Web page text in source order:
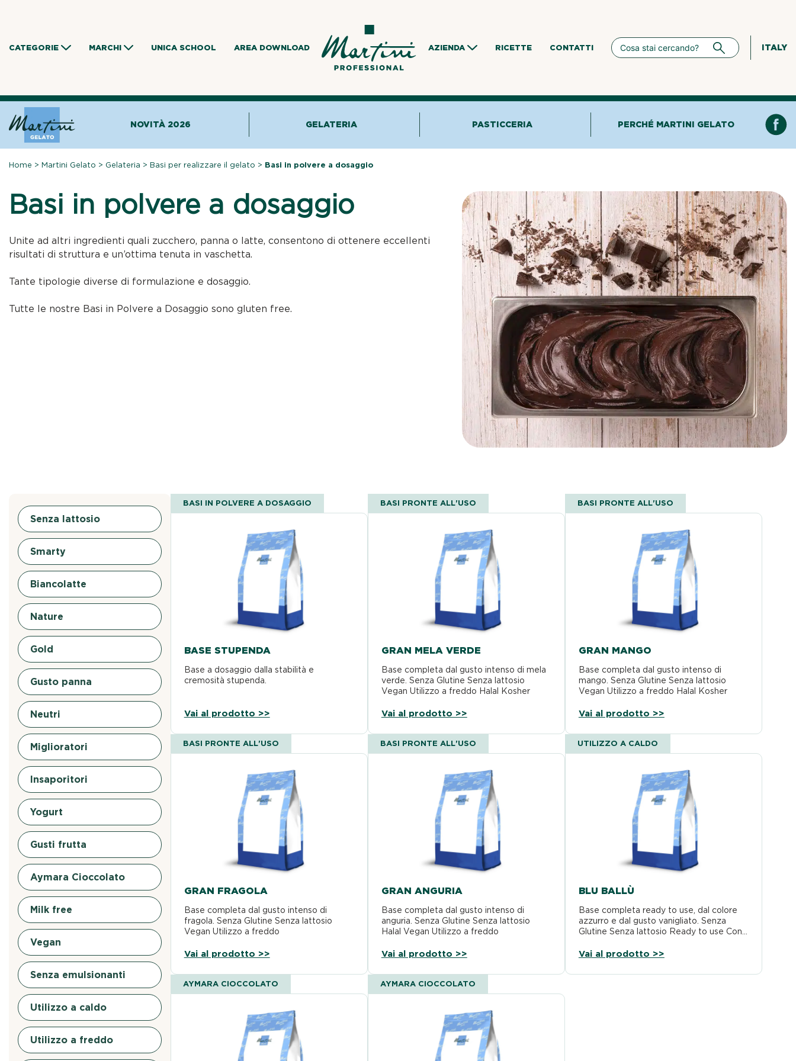
CATEGORIE MARCHI UNICA SCHOOL AREA DOWNLOAD AZIENDA RICETTE CONTATTI ITALY
NOVITÀ 2026 GELATERIA PASTICCERIA PERCHÉ MARTINI GELATO
Home >Martini Gelato > Gelateria >Basi per realizzare il gelato > Basi in polvere a dosaggio
Basi in polvere a dosaggio
Unite ad altri ingredienti quali zucchero, panna o latte, consentono di ottenere eccellenti
risultati di struttura e un’ottima tenuta in vaschetta.
Tante tipologie diverse di formulazione e dosaggio.
Tutte le nostre Basi in Polvere a Dosaggio sono gluten free.
Senza lattosio
Smarty
Biancolatte
Nature
Gold
Gusto panna
Neutri
Miglioratori
Insaporitori
Yogurt
Gusti frutta
Aymara Cioccolato
Milk free
Vegan
Senza emulsionanti
Utilizzo a caldo
Utilizzo a freddo
BASI IN POLVERE A DOSAGGIO
BASE STUPENDA
Base a dosaggio dalla stabilità e
cremosità stupenda.
Vai al prodotto >>
BASI PRONTE ALL'USO
GRAN MELA VERDE
Base completa dal gusto intenso di mela
verde. Senza Glutine Senza lattosio
Vegan Utilizzo a freddo Halal Kosher
Vai al prodotto >>
BASI PRONTE ALL'USO
GRAN MANGO
Base completa dal gusto intenso di
mango. Senza Glutine Senza lattosio
Vegan Utilizzo a freddo Halal Kosher
Vai al prodotto >>
BASI PRONTE ALL'USO
GRAN FRAGOLA
Base completa dal gusto intenso di
fragola. Senza Glutine Senza lattosio
Vegan Utilizzo a freddo
Vai al prodotto >>
BASI PRONTE ALL'USO
GRAN ANGURIA
Base completa dal gusto intenso di
anguria. Senza Glutine Senza lattosio
Halal Vegan Utilizzo a freddo
Vai al prodotto >>
UTILIZZO A CALDO
BLU BALLÙ
Base completa ready to use, dal colore
azzurro e dal gusto vanigliato. Senza
Glutine Senza lattosio Ready to use Con…
Vai al prodotto >>
AYMARA CIOCCOLATO AYMARA CIOCCOLATO